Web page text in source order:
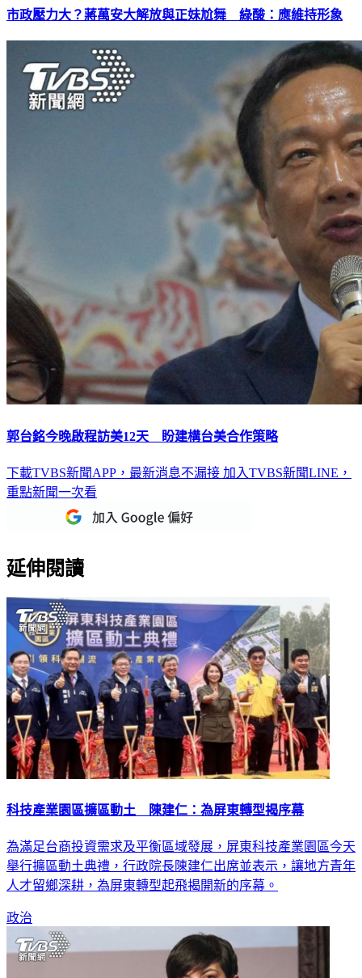
市政壓力大？蔣萬安大解放與正妹尬舞 綠酸：應維持形象
郭台銘今晚啟程訪美12天 盼建構台美合作策略
下載TVBS新聞APP，最新消息不漏接 加入TVBS新聞LINE，
重點新聞一次看
延伸閱讀
科技產業園區擴區動土 陳建仁：為屏東轉型揭序幕
為滿足台商投資需求及平衡區域發展，屏東科技產業園區今天
舉行擴區動土典禮，行政院長陳建仁出席並表示，讓地方青年
人才留鄉深耕，為屏東轉型起飛揭開新的序幕。
政治